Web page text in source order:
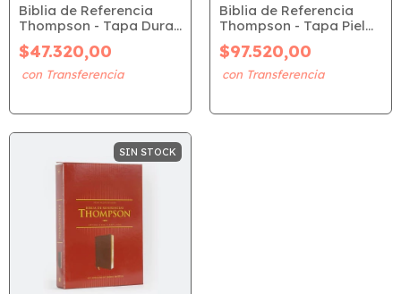
Biblia de Referencia
Thompson - Tapa Dura
(RVR 1960)
$47.320,00
Biblia de Referencia
Thompson - Tapa Piel
Azul (RVR 1977)
$97.520,00
SIN STOCK